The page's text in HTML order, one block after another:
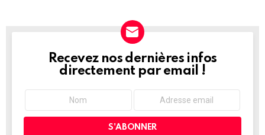
NEWSLETTER
Recevez nos dernières infos
directement par email !